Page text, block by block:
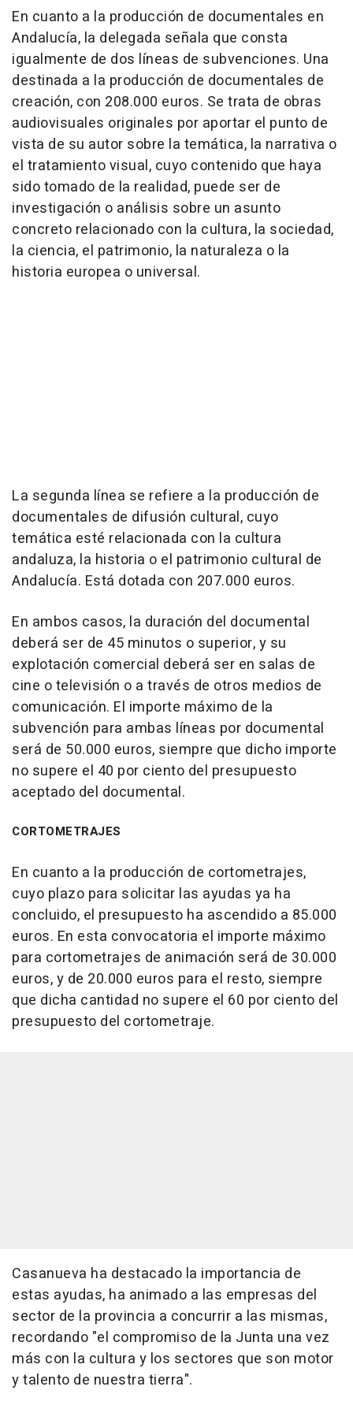
En cuanto a la producción de documentales en
Andalucía, la delegada señala que consta
igualmente de dos líneas de subvenciones. Una
destinada a la producción de documentales de
creación, con 208.000 euros. Se trata de obras
audiovisuales originales por aportar el punto de
vista de su autor sobre la temática, la narrativa o
el tratamiento visual, cuyo contenido que haya
sido tomado de la realidad, puede ser de
investigación o análisis sobre un asunto
concreto relacionado con la cultura, la sociedad,
la ciencia, el patrimonio, la naturaleza o la
historia europea o universal.
La segunda línea se refiere a la producción de
documentales de difusión cultural, cuyo
temática esté relacionada con la cultura
andaluza, la historia o el patrimonio cultural de
Andalucía. Está dotada con 207.000 euros.
En ambos casos, la duración del documental
deberá ser de 45 minutos o superior, y su
explotación comercial deberá ser en salas de
cine o televisión o a través de otros medios de
comunicación. El importe máximo de la
subvención para ambas líneas por documental
será de 50.000 euros, siempre que dicho importe
no supere el 40 por ciento del presupuesto
aceptado del documental.
CORTOMETRAJES
En cuanto a la producción de cortometrajes,
cuyo plazo para solicitar las ayudas ya ha
concluido, el presupuesto ha ascendido a 85.000
euros. En esta convocatoria el importe máximo
para cortometrajes de animación será de 30.000
euros, y de 20.000 euros para el resto, siempre
que dicha cantidad no supere el 60 por ciento del
presupuesto del cortometraje.
Casanueva ha destacado la importancia de
estas ayudas, ha animado a las empresas del
sector de la provincia a concurrir a las mismas,
recordando "el compromiso de la Junta una vez
más con la cultura y los sectores que son motor
y talento de nuestra tierra".